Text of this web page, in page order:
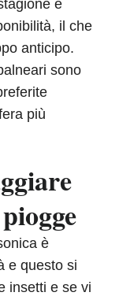
e
il che
anticipo.
sono
più
è
e questo si
insetti e se vi